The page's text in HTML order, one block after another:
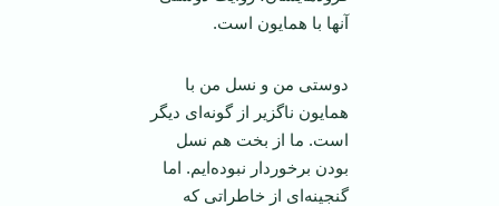
آنها با همایون است.
دوستی من و نسل من با
همایون ناگزیر از گونه‌ای دیگر
است. ما از بخت هم نسل
بودن برخوردار نبوده‌ایم. اما
گنجینه‌ای از خاطراتی که